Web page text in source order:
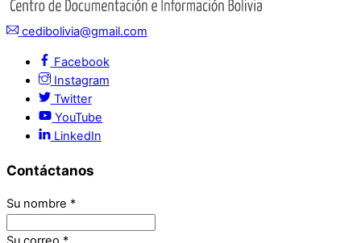
cedibolivia@gmail.com
Facebook
Instagram
Twitter
YouTube
LinkedIn
Contáctanos
Su nombre *